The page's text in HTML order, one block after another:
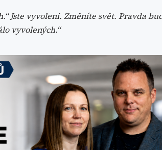
Jste vyvoleni. Změníte svět. Pravda
vyvolených.“